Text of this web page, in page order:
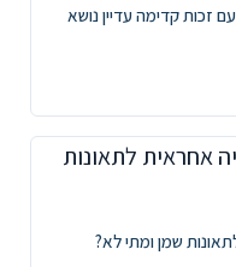
זכות קדימה עדיין נושא
שמן ומתי לא?